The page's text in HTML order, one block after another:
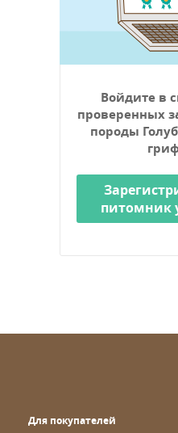
Войдите в
проверенных
породы
питомник
Для покупателей